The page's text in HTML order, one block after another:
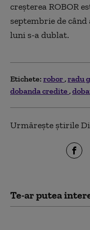
creşterea ROBOR
septembrie de când
luni s-a dublat.
Etichete: robor radu
dobanda credite
Urmărește știrile
Te-ar putea